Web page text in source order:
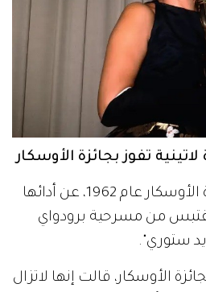
تفوز بجائزة الأوسكار
فازت ريتا مورينو بجائزة الأوسكار عام 1962، عن أدائها
من مسرحية برودواي
ستوري".
الأوسكار، قالت إنها لاتزال